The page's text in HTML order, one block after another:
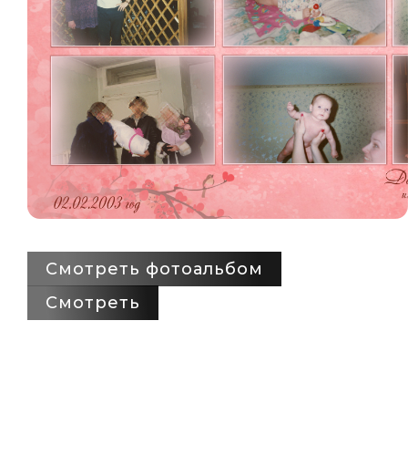
Смотреть фотоальбом
Смотреть